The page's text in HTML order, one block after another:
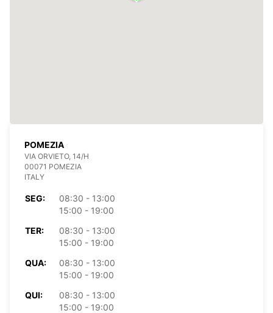
POMEZIA
VIA ORVIETO, 14/H
00071 POMEZIA
ITALY
SEG:
08:30 - 13:00
15:00 - 19:00
TER:
08:30 - 13:00
15:00 - 19:00
QUA:
08:30 - 13:00
15:00 - 19:00
QUI:
08:30 - 13:00
15:00 - 19:00